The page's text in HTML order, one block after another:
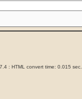
: HTML convert time: 0.015 sec.